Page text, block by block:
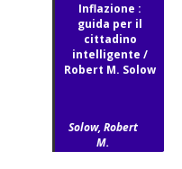
Inflazione :
guida per il
cittadino
intelligente /
Robert M. Solow
Solow, Robert
M.